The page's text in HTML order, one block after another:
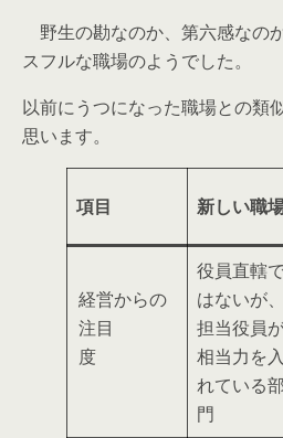
野生の勘なのか、第六感なの
スフルな職場のようでした。
以前にうつになった職場との類
思います。
項目 新しい職
経営からの
注目
度
役員直轄
はないが、
担当役員
相当力を入
れている部
門